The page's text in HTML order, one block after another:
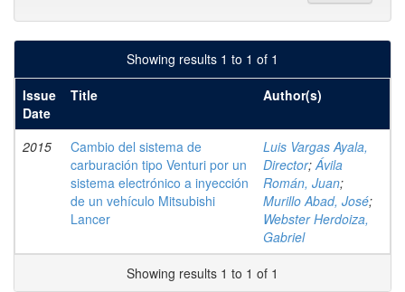
Showing results 1 to 1 of 1
Issue
Date
Title Author(s)
2015
Cambio del sistema de
carburación tipo Venturi por un
sistema electrónico a inyección
de un vehículo Mitsubishi
Lancer
Luis Vargas Ayala,
Director;Ávila
Román, Juan;
Murillo Abad, José;
Webster Herdoiza,
Gabriel
Showing results 1 to 1 of 1